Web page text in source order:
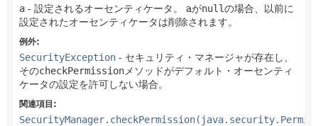
a - 設定されるオーセンティケータ。 aがnullの場合、以前に
設定されたオーセンティケータは削除されます。
例外:
SecurityException - セキュリティ・マネージャが存在し、
そのcheckPermission メソッドがデフォルト・オーセンティ
ケータの設定を許可しない場合。
関連項目: